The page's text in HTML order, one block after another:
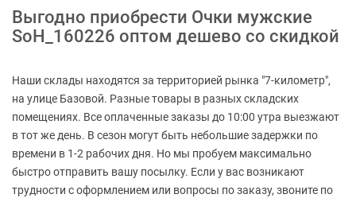
Выгодно приобрести Очки мужские
SoH_160226 оптом дешево со скидкой
Наши склады находятся за территорией рынка "7-километр",
на улице Базовой. Разные товары в разных складских
помещениях. Все оплаченные заказы до 10:00 утра выезжают
в тот же день. В сезон могут быть небольшие задержки по
времени в 1-2 рабочих дня. Но мы пробуем максимально
быстро отправить вашу посылку. Если у вас возникают
трудности с оформлением или вопросы по заказу, звоните по